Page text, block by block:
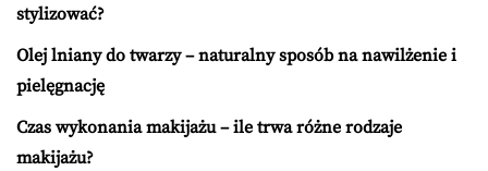
stylizować?
Olej lniany do twarzy – naturalny sposób na nawilżenie i
pielęgnację
Czas wykonania makijażu – ile trwa różne rodzaje
makijażu?